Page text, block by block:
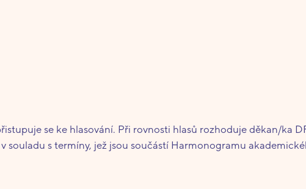
se ke hlasování. Při rovnosti hlasů rozhoduje děkan/ka
souladu s termíny, jež jsou součástí Harmonogramu